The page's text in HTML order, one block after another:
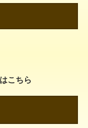
こちら